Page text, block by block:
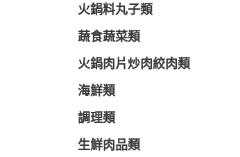
火鍋料丸子類
蔬食蔬菜類
火鍋肉片炒肉絞肉類
海鮮類
調理類
生鮮肉品類